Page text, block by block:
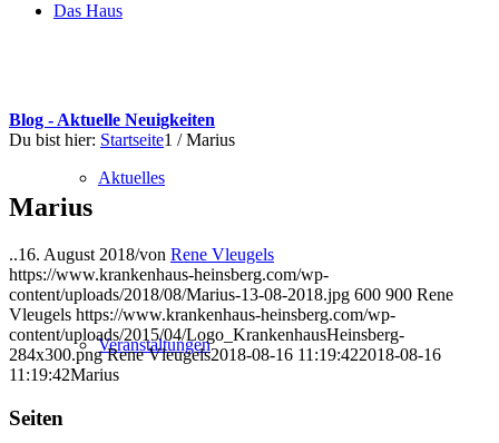
Das Haus
Aktuelles
Veranstaltungen
Blog - Aktuelle Neuigkeiten
Du bist hier: Startseite1 / Marius
Marius
..16. August 2018/von Rene Vleugels
https://www.krankenhaus-heinsberg.com/wp-
content/uploads/2018/08/Marius-13-08-2018.jpg 600 900 Rene
Vleugels https://www.krankenhaus-heinsberg.com/wp-
content/uploads/2015/04/Logo_KrankenhausHeinsberg-
284x300.png Rene Vleugels2018-08-16 11:19:422018-08-16
11:19:42Marius
Seiten